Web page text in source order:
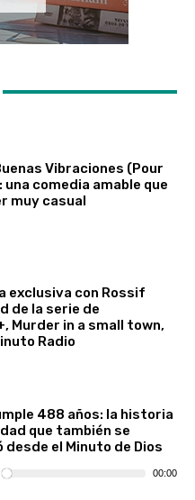
Vibraciones (Pour
una comedia amable que
muy casual
exclusiva con Rossif
de la serie de
Murder in a small town,
Radio
488 años: la historia
que también se
el Minuto de Dios
00:00